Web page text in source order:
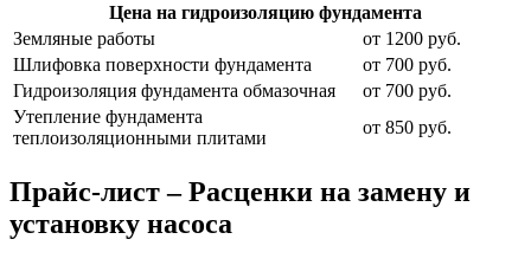
Цена на гидроизоляцию фундамента
Земляные работы
от 1200 руб.
Шлифовка поверхности фундамента
от 700 руб.
Гидроизоляция фундамента обмазочная
от 700 руб.
Утепление фундамента
теплоизоляционными плитами
от 850 руб.
Прайс-лист – Расценки на замену и
установку насоса